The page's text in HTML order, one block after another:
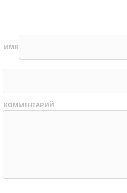
ИМЯ
КОММЕНТАРИЙ